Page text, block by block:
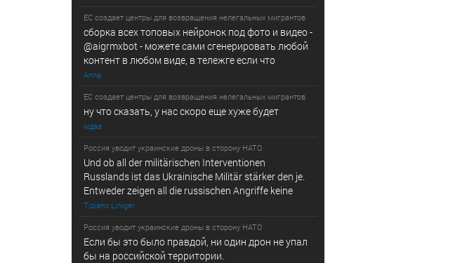
ЕС создает центры для возвращения нелегальных мигрантов
сборка всех топовых нейронок под фото и видео -
@­a­i­­gr­mx­b­­o­t - можете сами сгенерировать любой
контент в любом виде, в т­ележг­е е­сл­и ч­то
Anna
ЕС создает центры для возвращения нелегальных мигрантов
ну что сказать, у нас скоро еще хуже будет
мдаа
Россия уводит украинские дроны в сторону НАТО
Und ob all der militärischen Interventionen
Russlands ist das Ukrainische Militär stärker den je.
Entweder zeigen all die russischen Angriffe keine
Tiziano Liniger
Россия уводит украинские дроны в сторону НАТО
Если бы это было правдой, ни один дрон не упал
бы на российской территории.